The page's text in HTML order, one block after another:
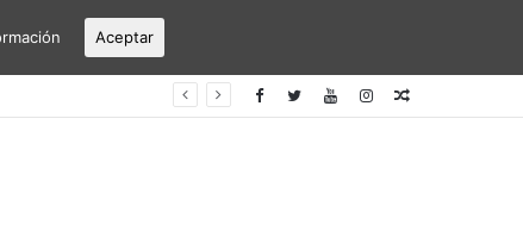
Alicante-Elche Articulo
Aceptar